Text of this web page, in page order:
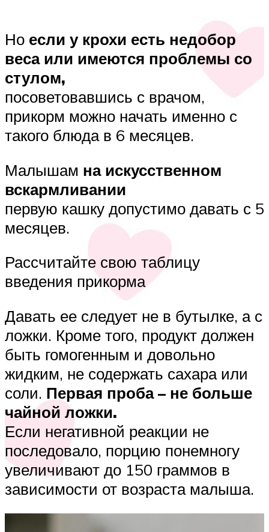
Но если у крохи есть недобор
веса или имеются проблемы со
стулом,
посоветовавшись с врачом,
прикорм можно начать именно с
такого блюда в 6 месяцев.
Малышам на искусственном
вскармливании
первую кашку допустимо давать с 5
месяцев.
Рассчитайте свою таблицу
введения прикорма
Давать ее следует не в бутылке, а с
ложки. Кроме того, продукт должен
быть гомогенным и довольно
жидким, не содержать сахара или
соли. Первая проба – не больше
чайной ложки.
Если негативной реакции не
последовало, порцию понемногу
увеличивают до 150 граммов в
зависимости от возраста малыша.